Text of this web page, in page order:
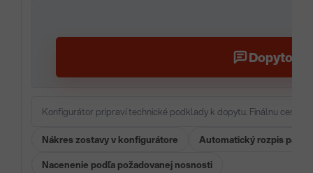
Konfigurátor pripraví technické podklady k dopytu. Finálnu cenu a
Nákres zostavy v konfigurátore
Automatický rozpis
Nacenenie podľa požadovanej nosnosti